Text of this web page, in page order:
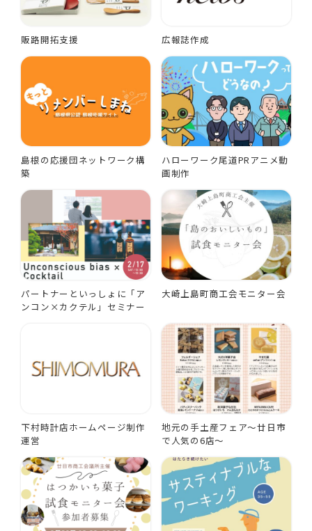
販路開拓支援 広報誌作成
島根の応援団ネットワーク構
築
ハローワーク尾道PRアニメ動
画制作
パートナーといっしょに「ア
ンコン×カクテル」セミナー
大崎上島町商工会モニター会
下村時計店ホームページ制作
運営
地元の手土産フェア～廿日市
で人気の6店～